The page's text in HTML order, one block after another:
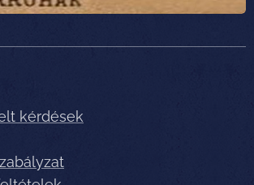
kérdések